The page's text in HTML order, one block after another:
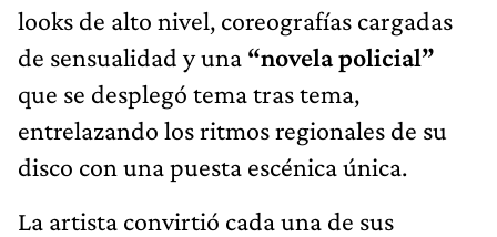
looks de alto nivel, coreografías cargadas
de sensualidad y una “novela policial”
que se desplegó tema tras tema,
entrelazando los ritmos regionales de su
disco con una puesta escénica única.
La artista convirtió cada una de sus